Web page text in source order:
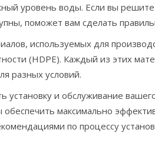
уровень воды. Если вы решите
поможет вам сделать
используемых для
(HDPE). Каждый из этих
разных условий.
и обслуживание
максимально
по процессу